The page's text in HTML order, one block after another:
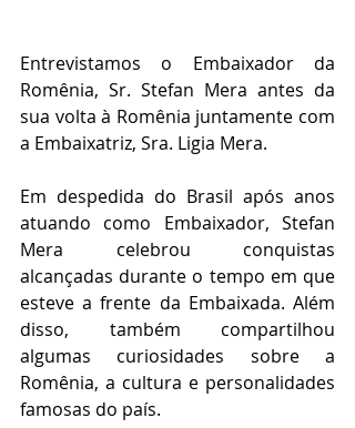
Entrevistamos o Embaixador da
Romênia, Sr. Stefan Mera antes da
sua volta à Romênia juntamente com
a Embaixatriz, Sra. Ligia Mera.
Em despedida do Brasil após anos
atuando como Embaixador, Stefan
Mera celebrou conquistas
alcançadas durante o tempo em que
esteve a frente da Embaixada. Além
disso, também compartilhou
algumas curiosidades sobre a
Romênia, a cultura e personalidades
famosas do país.